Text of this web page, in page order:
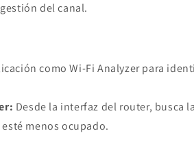
del canal.
como Wi-Fi Analyzer para
Desde la interfaz del router, busca
menos ocupado.